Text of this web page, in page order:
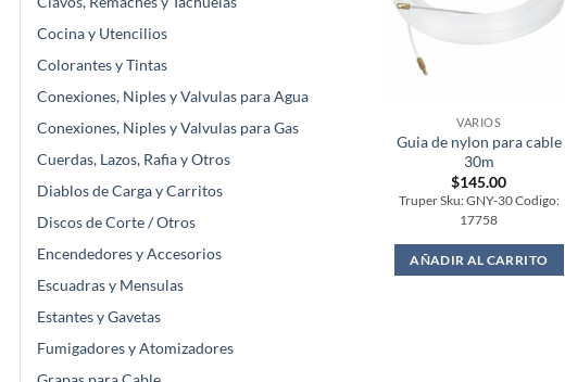
Cocina y Utencilios
Colorantes y Tintas
Conexiones, Niples y Valvulas para Agua
Conexiones, Niples y Valvulas para Gas
Cuerdas, Lazos, Rafia y Otros
Diablos de Carga y Carritos
Discos de Corte / Otros
Encendedores y Accesorios
Escuadras y Mensulas
Estantes y Gavetas
Fumigadores y Atomizadores
VARIOS
Guia de nylon para cable
30m
$145.00
Truper Sku: GNY-30 Codigo:
17758
AÑADIR AL CARRITO